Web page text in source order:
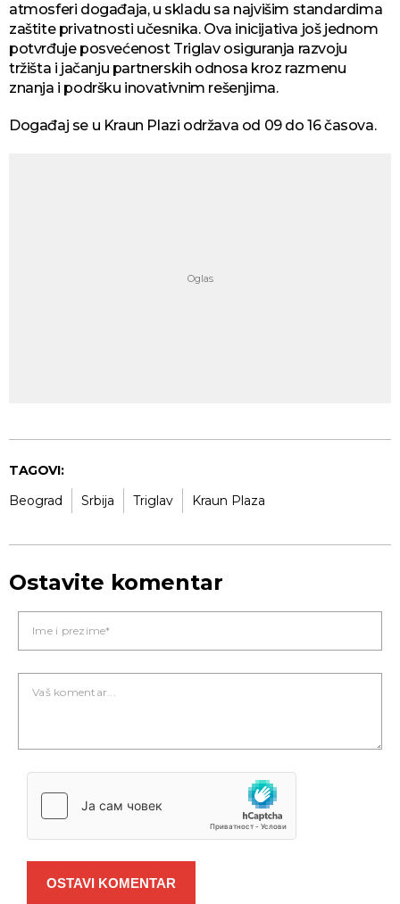
atmosferi događaja, u skladu sa najvišim standardima
zaštite privatnosti učesnika. Ova inicijativa još jednom
potvrđuje posvećenost Triglav osiguranja razvoju
tržišta i jačanju partnerskih odnosa kroz razmenu
znanja i podršku inovativnim rešenjima.
Događaj se u Kraun Plazi održava od 09 do 16 časova.
TAGOVI:
Beograd
Srbija Triglav Kraun Plaza
Ostavite komentar
OSTAVI KOMENTAR